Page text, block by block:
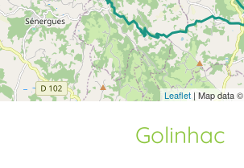
Leaflet | Map data ©
Golinhac